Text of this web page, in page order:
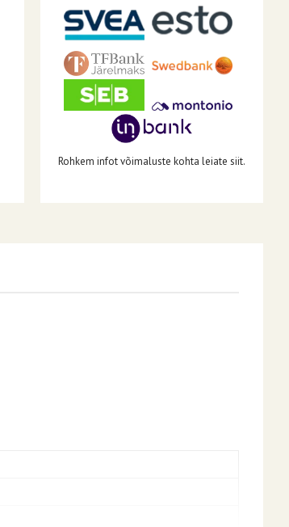
Rohkem infot võimaluste kohta leiate siit.